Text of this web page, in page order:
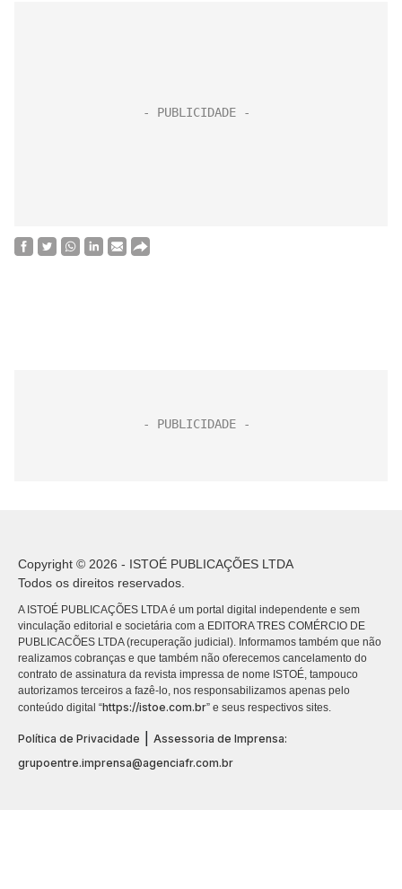
Copyright © 2026 - ISTOÉ PUBLICAÇÕES LTDA
Todos os direitos reservados.
A ISTOÉ PUBLICAÇÕES LTDA é um portal digital independente e sem
vinculação editorial e societária com a EDITORA TRES COMÉRCIO DE
PUBLICACÕES LTDA (recuperação judicial). Informamos também que não
realizamos cobranças e que também não oferecemos cancelamento do
contrato de assinatura da revista impressa de nome ISTOÉ, tampouco
autorizamos terceiros a fazê-lo, nos responsabilizamos apenas pelo
conteúdo digital “https://istoe.com.br” e seus respectivos sites.
Política de Privacidade
Assessoria de Imprensa:
grupoentre.imprensa@agenciafr.com.br